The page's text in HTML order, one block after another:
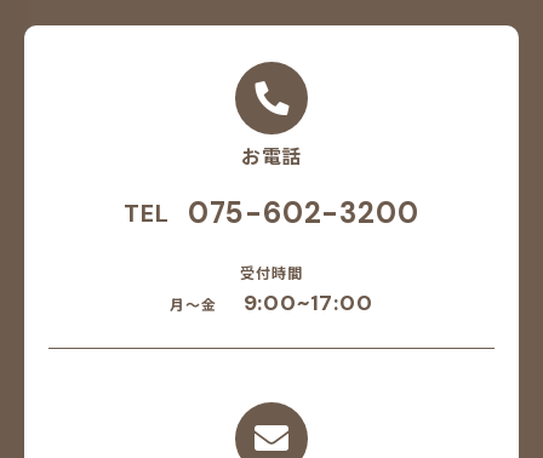
お電話
TEL 075-602-3200
受付時間
月～金
9:00~17:00